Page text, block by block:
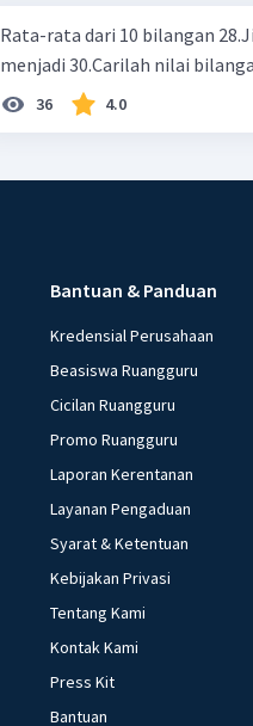
Rata-rata dari 10 bilangan
menjadi 30.Carilah nilai
36 4.0
Bantuan & Panduan
Kredensial Perusahaan
Beasiswa Ruangguru
Cicilan Ruangguru
Promo Ruangguru
Laporan Kerentanan
Layanan Pengaduan
Syarat & Ketentuan
Kebijakan Privasi
Tentang Kami
Kontak Kami
Press Kit
Bantuan